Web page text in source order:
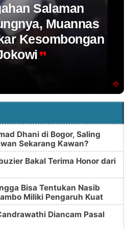
Salaman
Muannas
Kesombongan
Dhani di Bogor, Saling
Sekarang Kawan?
Bakal Terima Honor dari
Bisa Tentukan Nasib
Miliki Pengaruh Kuat
Diancam Pasal